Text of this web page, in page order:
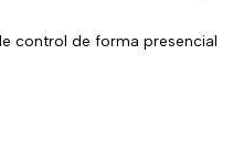
control de forma presencial